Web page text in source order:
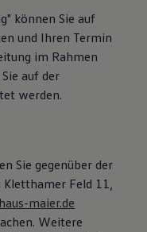
können Sie auf
und Ihren Termin
im Rahmen
auf der
werden.
Sie gegenüber der
Kletthamer Feld 11,
maier.de
Weitere